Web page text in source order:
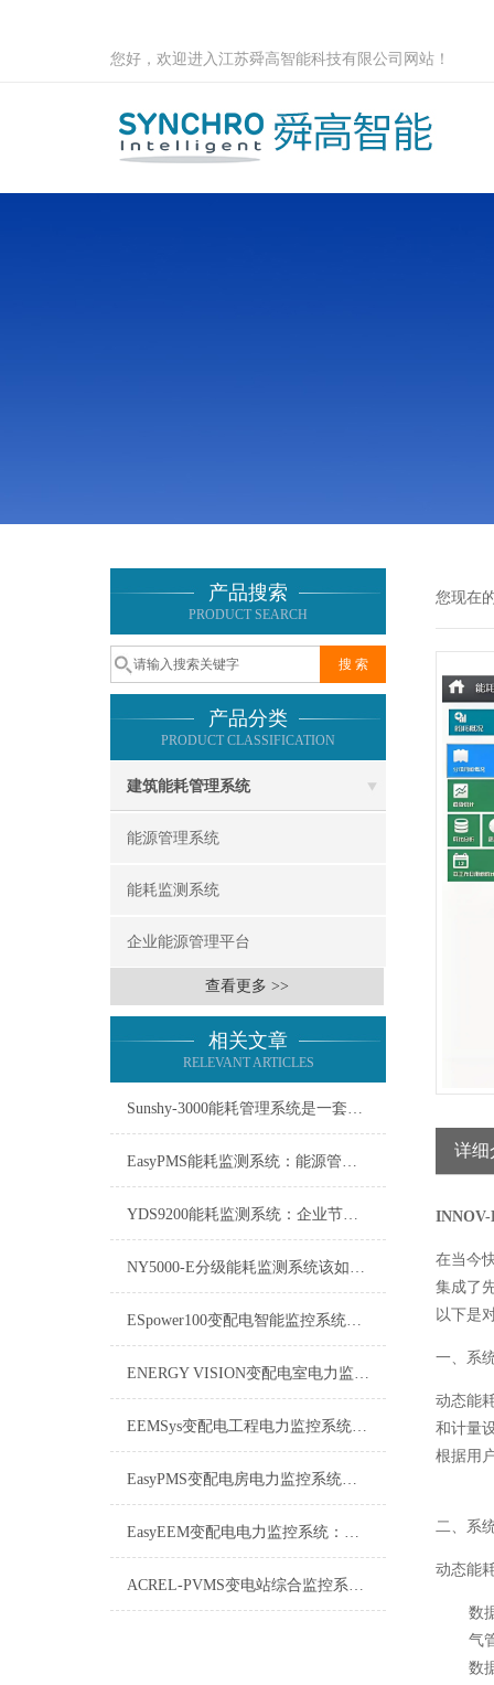
您好，欢迎进入江苏舜高智能科技有限公司网站！
产品搜索
PRODUCT SEARCH
产品分类
PRODUCT CLASSIFICATION
建筑能耗管理系统
能源管理系统
能耗监测系统
企业能源管理平台
查看更多 >>
相关文章
RELEVANT ARTICLES
Sunshy-3000能耗管理系统是一套用于监测、分析能源使用情况的工具
EasyPMS能耗监测系统：能源管理的智慧之眼
YDS9200能耗监测系统：企业节能增效的智慧之眼
NY5000-E分级能耗监测系统该如何使用？
ESpower100变配电智能监控系统技术参数
ENERGY VISION变配电室电力监控系统维修保养
EEMSys变配电工程电力监控系统：保障电网稳定运行的智能中枢
EasyPMS变配电房电力监控系统：守护电网“心脏”的智能卫士
EasyEEM变配电电力监控系统：智能电网的“神经中枢”
ACREL-PVMS变电站综合监控系统详解
您现在
详细
INNOV-
在当今
集成了
以下是
一、系
动态能
和计量
根据用
二、系
动态能
数
气
数